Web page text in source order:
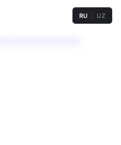
RU UZ